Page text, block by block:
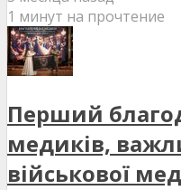
1 минут на прочтение
Перший
медиків,
військової